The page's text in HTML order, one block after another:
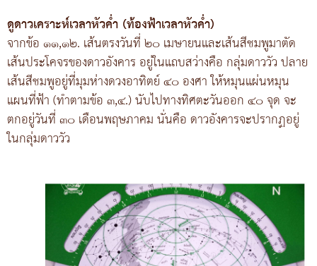
ดูดาวเคราะห์เวลาหัวค่ำ (ท้องฟ้าเวลาหัวค่ำ)
จากข้อ ๑๑,๑๒. เส้นตรงวันที่ ๒๐ เมษายนและเส้นสีชมพูมาตัด
เส้นประโคจรของดาวอังคาร อยู่ในแถบสว่างคือ กลุ่มดาววัว ปลาย
เส้นสีชมพูอยู่ที่มุมห่างดวงอาทิตย์ ๔๐ องศา ให้หมุนแผ่นหมุน
แผนที่ฟ้า (ทำตามข้อ ๓,๔.) นับไปทางทิศตะวันออก ๔๐ จุด จะ
ตกอยู่วันที่ ๓๐ เดือนพฤษภาคม นั่นคือ ดาวอังคารจะปรากฏอยู่
ในกลุ่มดาววัว